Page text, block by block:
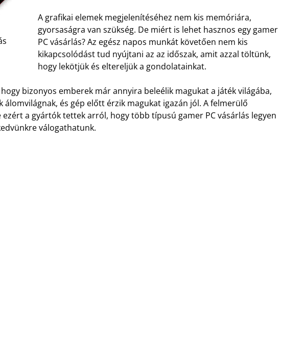
A grafikai elemek megjelenítéséhez nem kis memóriára,
gyorsaságra van szükség. De miért is lehet hasznos egy gamer
PC vásárlás? Az egész napos munkát követően nem kis
kikapcsolódást tud nyújtani az az időszak, amit azzal töltünk,
hogy lekötjük és eltereljük a gondolatainkat.
bizonyos emberek már annyira beleélik magukat a játék világába,
álomvilágnak, és gép előtt érzik magukat igazán jól. A felmerülő
ezért a gyártók tettek arról, hogy több típusú gamer PC vásárlás legyen
válogathatunk.